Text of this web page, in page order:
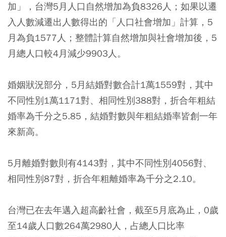
加」，台灣5月人口自然增加為負8326人；如果以遷
入人數減遷出人數得出的「人口社會增加」計算，5
月為負1577人；整體計算自然增加與社會增加後，5
月總人口較4月減少9903人。
婚姻狀況部分，5月結婚對數合計1萬1559對，其中
不同性別1萬1171對、相同性別388對，折合年粗結
婚率為千分之5.85，結婚對數與年粗結婚率皆創一年
來新高。
5月離婚對數則有4143對，其中不同性別4056對、
相同性別87對，折合年粗離婚率為千分之2.10。
台灣已在去年邁入超高齡社會，截至5月底為止，0歲
至14歲人口數264萬2980人，占總人口比率